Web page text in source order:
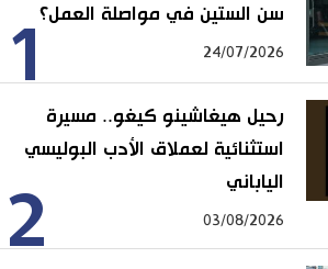
1سن الستين في مواصلة العمل؟
24/07/2026
2
رحيل هيغاشينو كيغو.. مسيرة
استثنائية لعملاق الأدب البوليسي
الياباني
03/08/2026